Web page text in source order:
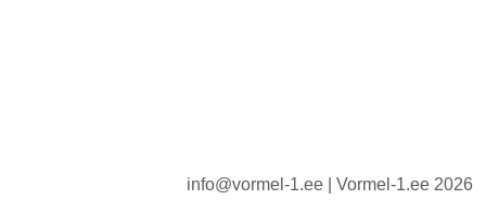
info@vormel-1.ee | Vormel-1.ee 2026